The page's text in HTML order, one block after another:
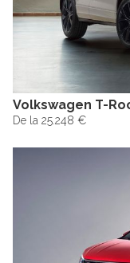
Volkswagen T-
De la 25.248 €